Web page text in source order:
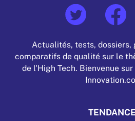
Actualités, tests, dossiers,
comparatifs de qualité sur le
de l'High Tech. Bienvenue